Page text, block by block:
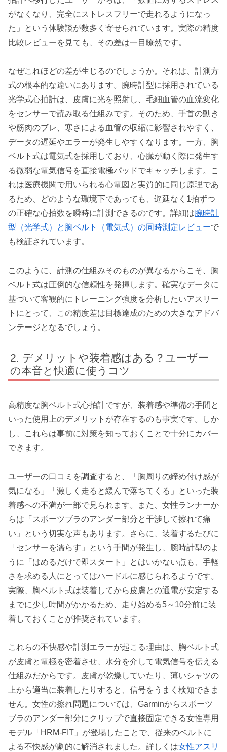
がなくなり、完全にストレスフリーで走れるようになっ
た」という体験談が数多く寄せられています。実際の精度
比較レビューを見ても、その差は一目瞭然です。
なぜこれほどの差が生じるのでしょうか。それは、計測方
式の根本的な違いにあります。腕時計型に採用されている
光学式心拍計は、皮膚に光を照射し、毛細血管の血流変化
をセンサーで読み取る仕組みです。そのため、手首の動き
や筋肉のブレ、寒さによる血管の収縮に影響されやすく、
データの遅延やエラーが発生しやすくなります。一方、胸
ベルト式は電気式を採用しており、心臓が動く際に発生す
る微弱な電気信号を直接電極パッドでキャッチします。こ
れは医療機関で用いられる心電図と実質的に同じ原理であ
るため、どのような環境下であっても、遅延なく1拍ずつ
の正確な心拍数を瞬時に計測できるのです。詳細は腕時計
型（光学式）と胸ベルト（電気式）の同時測定レビューで
も検証されています。
このように、計測の仕組みそのものが異なるからこそ、胸
ベルト式は圧倒的な信頼性を発揮します。確実なデータに
基づいて客観的にトレーニング強度を分析したいアスリー
トにとって、この精度差は目標達成のための大きなアドバ
ンテージとなるでしょう。
デメリットや装着感はある？ユーザー
の本音と快適に使うコツ
高精度な胸ベルト式心拍計ですが、装着感や準備の手間と
いった使用上のデメリットが存在するのも事実です。しか
し、これらは事前に対策を知っておくことで十分にカバー
できます。
ユーザーの口コミを調査すると、「胸周りの締め付け感が
気になる」「激しく走ると緩んで落ちてくる」といった装
着感への不満が一部で見られます。また、女性ランナーか
らは「スポーツブラのアンダー部分と干渉して擦れて痛
い」という切実な声もあります。さらに、装着するたびに
「センサーを濡らす」という手間が発生し、腕時計型のよ
うに「はめるだけで即スタート」とはいかない点も、手軽
さを求める人にとってはハードルに感じられるようです。
実際、胸ベルト式は装着してから皮膚との通電が安定する
までに少し時間がかかるため、走り始める5～10分前に装
着しておくことが推奨されています。
これらの不快感や計測エラーが起こる理由は、胸ベルト式
が皮膚と電極を密着させ、水分を介して電気信号を伝える
仕組みだからです。皮膚が乾燥していたり、薄いシャツの
上から適当に装着したりすると、信号をうまく検知できま
せん。女性の擦れ問題については、Garminからスポーツ
ブラのアンダー部分にクリップで直接固定できる女性専用
モデル「HRM-FIT」が登場したことで、従来のベルトに
よる不快感が劇的に解消されました。詳しくは女性アスリ